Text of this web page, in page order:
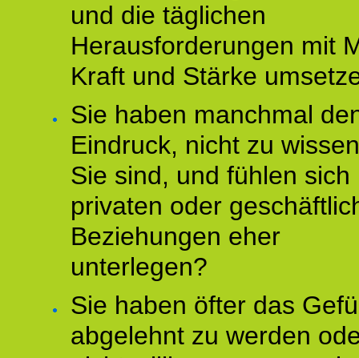
und die täglichen
Herausforderungen mit
Kraft und Stärke
Sie haben manchmal
Eindruck, nicht zu
Sie sind, und fühlen sich
privaten oder
Beziehungen eher
unterlegen?
Sie haben öfter das
abgelehnt zu werden